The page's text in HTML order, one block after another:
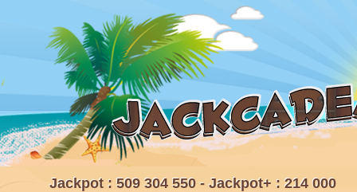
Jackpot : 509 304 550 - Jackpot+ : 214 000